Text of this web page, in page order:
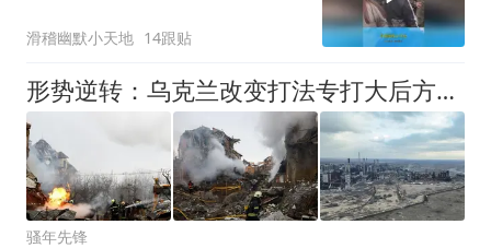
滑稽幽默小天地 14跟贴
形势逆转：乌克兰改变打法专打大后方，俄罗斯燃料短缺瞒不住了？
骚年先锋